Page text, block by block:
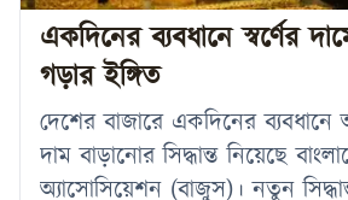
একদিনের ব্যবধানে স্বর্ণের
গড়ার ইঙ্গিত
দেশের বাজারে একদিনের ব্যবধানে
দাম বাড়ানোর সিদ্ধান্ত নিয়েছে
অ্যাসোসিয়েশন (বাজুস)। নতুন